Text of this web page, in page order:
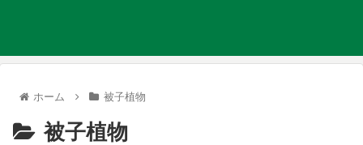
ホーム 被子植物
被子植物